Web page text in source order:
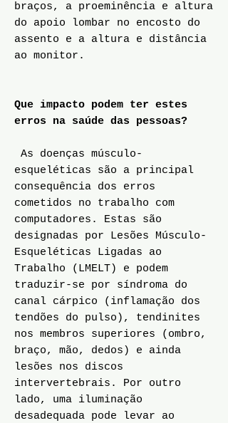
braços, a proeminência e altura
do apoio lombar no encosto do
assento e a altura e distância
ao monitor.
Que impacto podem ter estes
erros na saúde das pessoas?
As doenças músculo-
esqueléticas são a principal
consequência dos erros
cometidos no trabalho com
computadores. Estas são
designadas por Lesões Músculo-
Esqueléticas Ligadas ao
Trabalho (LMELT) e podem
traduzir-se por síndroma do
canal cárpico (inflamação dos
tendões do pulso), tendinites
nos membros superiores (ombro,
braço, mão, dedos) e ainda
lesões nos discos
intervertebrais. Por outro
lado, uma iluminação
desadequada pode levar ao